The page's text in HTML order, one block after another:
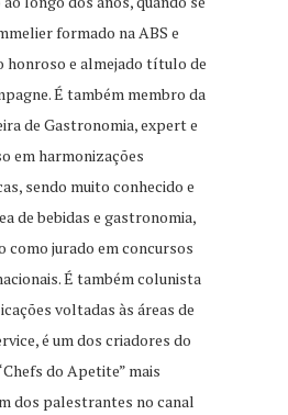
formado na ABS e
honroso e almejado título de
É também membro da
de Gastronomia, expert e
em harmonizações
sendo muito conhecido e
de bebidas e gastronomia,
como jurado em concursos
É também colunista
voltadas às áreas de
é um dos criadores do
do Apetite” mais
dos palestrantes no canal